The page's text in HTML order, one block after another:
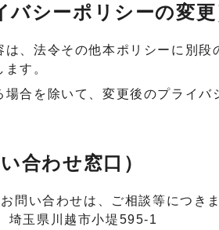
バシーポリシーの変更
は、法令その他本ポリシーに別
す。
場合を除いて、変更後のプライ
合わせ窓口）
問い合わせは、ご相談等につき
玉県川越市小堤595-1